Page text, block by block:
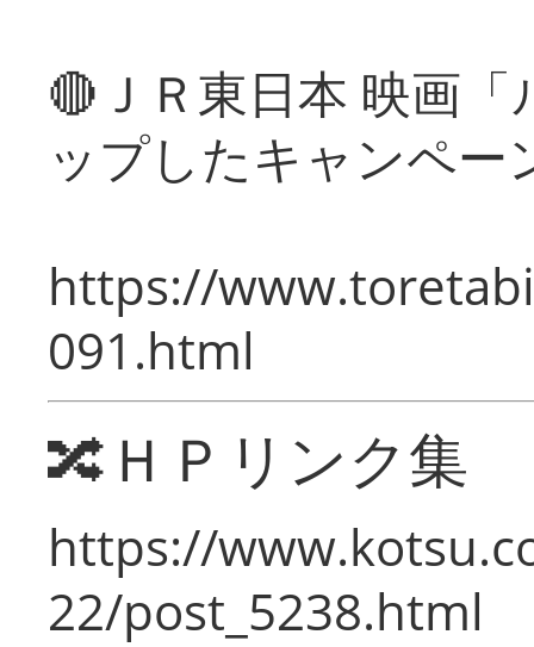
🔴ＪＲ東日本 映画
ップしたキャンペー
https://
091.html
🔀ＨＰリンク集
https://
22/post_5238.html